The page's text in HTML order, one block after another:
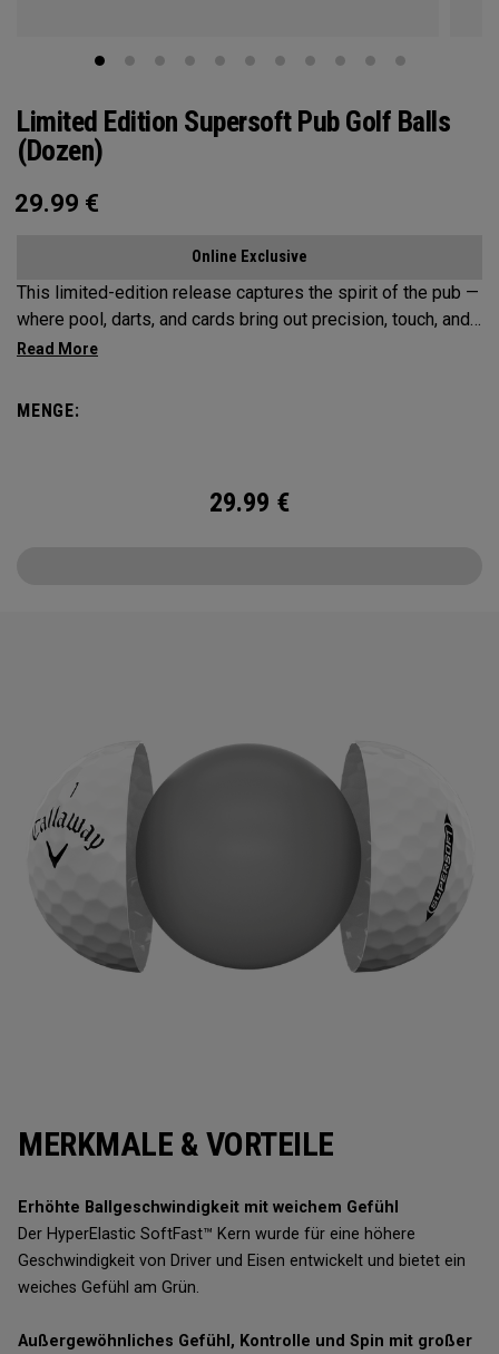
Limited Edition Supersoft Pub Golf Balls
(Dozen)
29.99 €
Online Exclusive
This limited-edition release captures the spirit of the pub —
where pool, darts, and cards bring out precision, touch, and
a little friendly competition. Built on the Supersoft platform,
feel, plus dependable control and spin from tee to green.
MENGE:
29.99 €
MERKMALE & VORTEILE
Erhöhte Ballgeschwindigkeit mit weichem Gefühl
Der HyperElastic SoftFast™ Kern wurde für eine höhere
Geschwindigkeit von Driver und Eisen entwickelt und bietet ein
weiches Gefühl am Grün.
Außergewöhnliches Gefühl, Kontrolle und Spin mit großer